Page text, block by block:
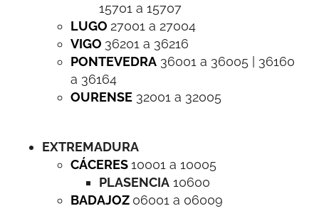
15701 a 15707
LUGO27001 a 27004
VIGO 36201 a 36216
PONTEVEDRA 36001 a 36005 | 36160
a 36164
OURENSE 32001 a 32005
EXTREMADURA
CÁCERES10001 a 10005
PLASENCIA 10600
BADAJOZ 06001 a 06009